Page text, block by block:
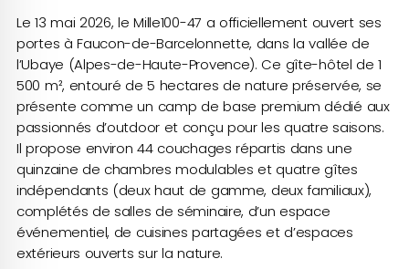
Le 13 mai 2026, le Mille100-47 a officiellement ouvert ses
portes à Faucon-de-Barcelonnette, dans la vallée de
l’Ubaye (Alpes-de-Haute-Provence). Ce gîte-hôtel de 1
500 m², entouré de 5 hectares de nature préservée, se
présente comme un camp de base premium dédié aux
passionnés d’outdoor et conçu pour les quatre saisons.
Il propose environ 44 couchages répartis dans une
quinzaine de chambres modulables et quatre gîtes
indépendants (deux haut de gamme, deux familiaux),
complétés de salles de séminaire, d’un espace
événementiel, de cuisines partagées et d’espaces
extérieurs ouverts sur la nature.